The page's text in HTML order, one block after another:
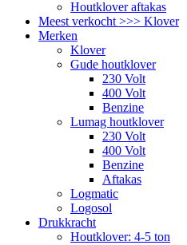
Houtklover aftakas
Meest verkocht >>> Klover
Merken
Klover
Gude houtklover
230 Volt
400 Volt
Benzine
Lumag houtklover
230 Volt
400 Volt
Benzine
Aftakas
Logmatic
Logosol
Drukkracht
Houtklover: 4-5 ton